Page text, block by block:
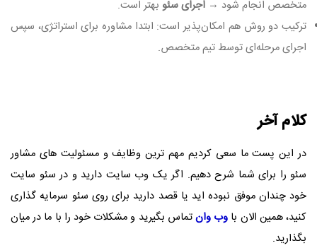
متخصص انجام شود → اجرای سئو بهتر است.
ترکیب دو روش هم امکان‌پذیر است: ابتدا مشاوره برای استراتژی، سپس
اجرای مرحله‌ای توسط تیم متخصص.
کلام آخر
در این پست ما سعی کردیم مهم ترین وظایف و مسئولیت های مشاور
سئو را برای شما شرح دهیم. اگر یک وب سایت دارید و در سئو سایت
خود چندان موفق نبوده اید یا قصد دارید برای روی سئو سرمایه گذاری
کنید، همین الان با وب وانتماس بگیرید و مشکلات خود را با ما در میان
بگذارید.